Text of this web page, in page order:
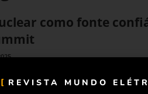
como fonte
REVISTA MUNDO